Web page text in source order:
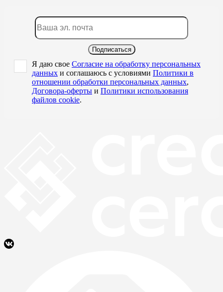
Подписаться
Я даю свое Согласие на обработку персональных
данных и соглашаюсь с условиями Политики в
отношении обработки персональных данных,
Договора-оферты и Политики использования
файлов cookie.